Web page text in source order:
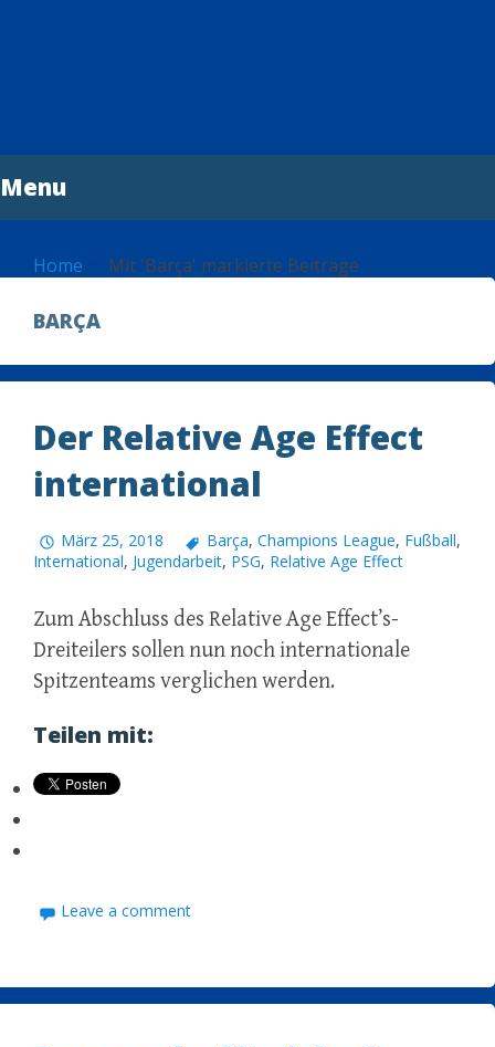
Menu
contentHome Mit 'Barça' markierte Beiträge
BARÇA
Der Relative Age Effect
international
März 25, 2018 Barça,Champions League, Fußball,
International, Jugendarbeit, PSG, Relative Age Effect
Zum Abschluss des Relative Age Effect’s-
Dreiteilers sollen nun noch internationale
Spitzenteams verglichen werden.
Teilen mit:
Leave a comment